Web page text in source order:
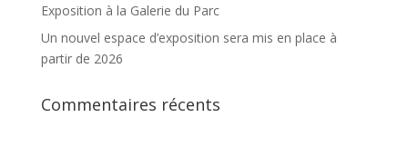
Exposition à la Galerie du Parc
Un nouvel espace d’exposition sera mis en place à
partir de 2026
Commentaires récents